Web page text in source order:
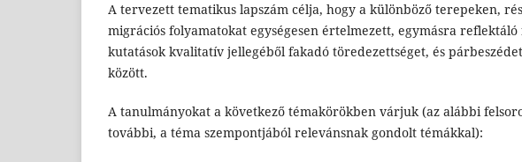
A tervezett tematikus lapszám célja, hogy a különböző terepeken,
migrációs folyamatokat egységesen értelmezett, egymásra
kutatások kvalitatív jellegéből fakadó töredezettséget, és
között.
A tanulmányokat a következő témakörökben várjuk (az alábbi
további, a téma szempontjából relevánsnak gondolt témákkal):